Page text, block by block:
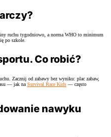
ruchu tygodniowo, a norma WHO to minimum
po szkole.
Co robić?
Zacznij od zabawy bez wyniku: plac zabaw,
— jak na Survival Race Kids — często
nawyku